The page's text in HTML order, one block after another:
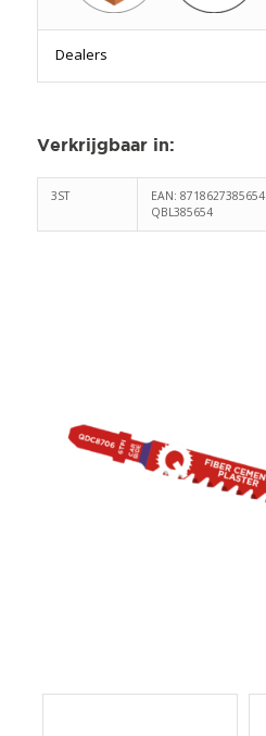
Dealers
Verkrijgbaar in:
3ST
EAN: 8718627385654
QBL385654